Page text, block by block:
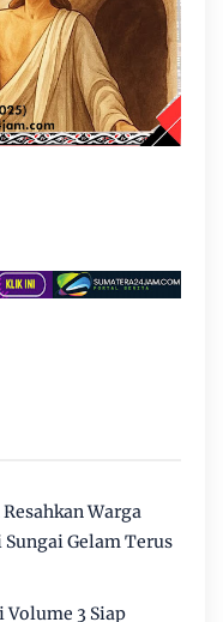
Warga
Gelam Terus
Volume 3 Siap